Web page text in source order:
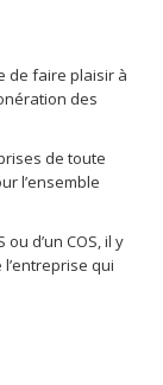
de faire plaisir à
des
de toute
l’ensemble
d’un COS, il y
qui